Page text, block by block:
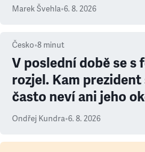
Marek Švehla•6. 8. 2026
Česko•8 minut
V poslední době se s
rozjel. Kam
často neví ani jeho
Ondřej Kundra•6. 8. 2026